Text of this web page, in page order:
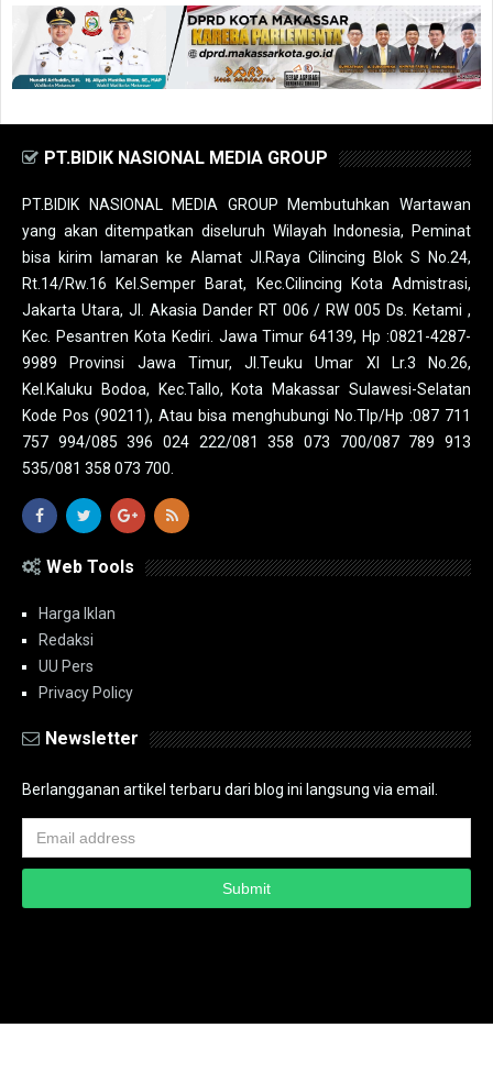
PT.BIDIK NASIONAL MEDIA GROUP
PT.BIDIK NASIONAL MEDIA GROUP Membutuhkan Wartawan
yang akan ditempatkan diseluruh Wilayah Indonesia, Peminat
bisa kirim lamaran ke Alamat Jl.Raya Cilincing Blok S No.24,
Rt.14/Rw.16 Kel.Semper Barat, Kec.Cilincing Kota Admistrasi,
Jakarta Utara, Jl. Akasia Dander RT 006 / RW 005 Ds. Ketami ,
Kec. Pesantren Kota Kediri. Jawa Timur 64139, Hp :0821-4287-
9989 Provinsi Jawa Timur, Jl.Teuku Umar XI Lr.3 No.26,
Kel.Kaluku Bodoa, Kec.Tallo, Kota Makassar Sulawesi-Selatan
Kode Pos (90211), Atau bisa menghubungi No.Tlp/Hp :087 711
757 994/085 396 024 222/081 358 073 700/087 789 913
535/081 358 073 700.
Web Tools
Harga Iklan
Redaksi
UU Pers
Privacy Policy
Newsletter
Berlangganan artikel terbaru dari blog ini langsung via email.